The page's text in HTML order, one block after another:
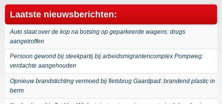
Laatste nieuwsberichten:
Auto slaat over de kop na botsing op geparkeerde wagens: drugs
aangetroffen
Persoon gewond bij steekpartij bij arbeidsmigrantencomplex Pompweg:
verdachte aangehouden
Opnieuw brandstichting vermoed bij fietsbrug Gaardpad: brandend plastic in
berm